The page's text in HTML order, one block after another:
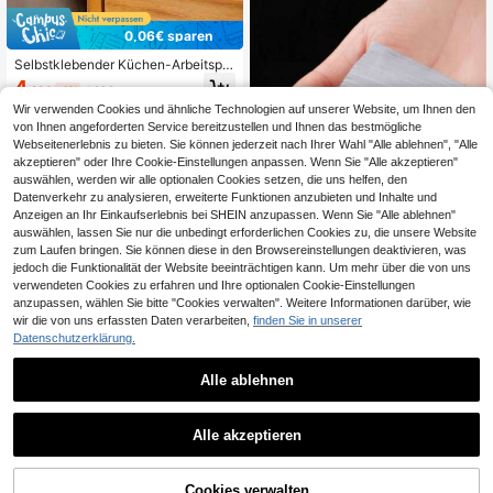
0,06€ sparen
Selbstklebender Küchen-Arbeitspla
tten-Silikon-Dichtungsstreifen, Bad
topper, wasserdichte flexible Dichtu
ngsleiste, Kantenschutz, Schmutzs
chutz, Zugluftschutz, leicht zuzusc
hneiden, transparenter Wasserstopp
-Streifen für Dusche, Schranktür, W
aschbecken, Marmor, Fliesenkante,
Heimwerker-Zubehör
4,22€ -1% 4,28€
1 andere Händler
0,09€ sparen
1/2 Stücke Einweg-Isolierfolie für B
adezimmer, perforierte Isolierfolie, b
30/60/120 Stücke doppelseitiges A
cryl Nano wasserfestes Klebeband,
ufkleber Zuhause, 5x1,8cm Heim- u
ekoration, Schulanfang
3
Wir verwenden Cookies und ähnliche Technologien auf unserer Website, um Ihnen den
von Ihnen angeforderten Service bereitzustellen und Ihnen das bestmögliche
Webseitenerlebnis zu bieten. Sie können jederzeit nach Ihrer Wahl "Alle ablehnen", "Alle
akzeptieren" oder Ihre Cookie-Einstellungen anpassen. Wenn Sie "Alle akzeptieren"
auswählen, werden wir alle optionalen Cookies setzen, die uns helfen, den
Datenverkehr zu analysieren, erweiterte Funktionen anzubieten und Inhalte und
Anzeigen an Ihr Einkaufserlebnis bei SHEIN anzupassen. Wenn Sie "Alle ablehnen"
auswählen, lassen Sie nur die unbedingt erforderlichen Cookies zu, die unsere Website
zum Laufen bringen. Sie können diese in den Browsereinstellungen deaktivieren, was
jedoch die Funktionalität der Website beeinträchtigen kann. Um mehr über die von uns
verwendeten Cookies zu erfahren und Ihre optionalen Cookie-Einstellungen
anzupassen, wählen Sie bitte "Cookies verwalten". Weitere Informationen darüber, wie
wir die von uns erfassten Daten verarbeiten, finden Sie in unserer
Datenschutzerklärung.
Alle ablehnen
Alle akzeptieren
Cookies verwalten